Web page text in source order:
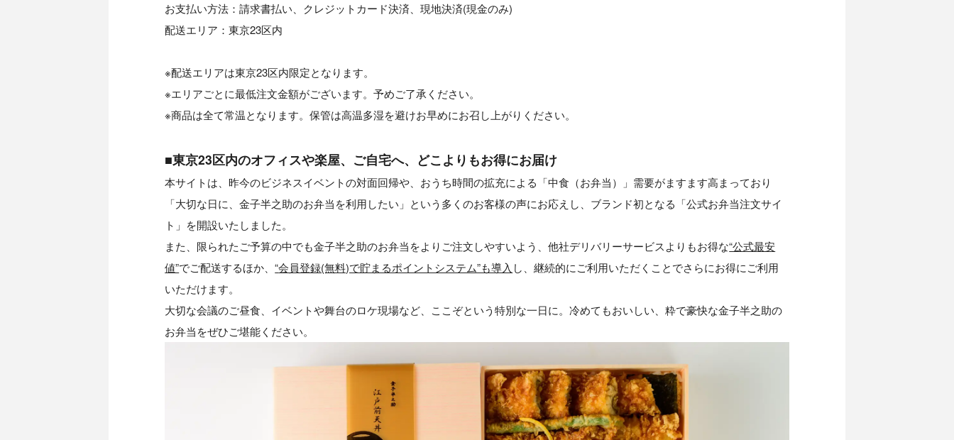
お支払い方法：請求書払い、クレジットカード決済、現地決済(現金のみ)
配送エリア：東京23区内
※配送エリアは東京23区内限定となります。
※エリアごとに最低注文金額がございます。予めご了承ください。
※商品は全て常温となります。保管は高温多湿を避けお早めにお召し上がりください。
■東京23区内のオフィスや楽屋、ご自宅へ、どこよりもお得にお届け
本サイトは、昨今のビジネスイベントの対面回帰や、おうち時間の拡充による「中食（お弁当）」需要がますます高まっており
「大切な日に、金子半之助のお弁当を利用したい」という多くのお客様の声にお応えし、ブランド初となる「公式お弁当注文サイ
ト」を開設いたしました。
また、限られたご予算の中でも金子半之助のお弁当をよりご注文しやすいよう、他社デリバリーサービスよりもお得な“公式最安
値”でご配送するほか、“会員登録(無料)で貯まるポイントシステム”も導入 し、継続的にご利用いただくことでさらにお得にご利用
いただけます。
大切な会議のご昼食、イベントや舞台のロケ現場など、ここぞという特別な一日に。冷めてもおいしい、粋で豪快な金子半之助の
お弁当をぜひご堪能ください。